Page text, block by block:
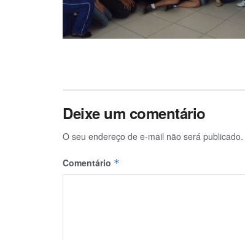
Deixe um comentário
O seu endereço de e-mail não será publicado.
Comentário *